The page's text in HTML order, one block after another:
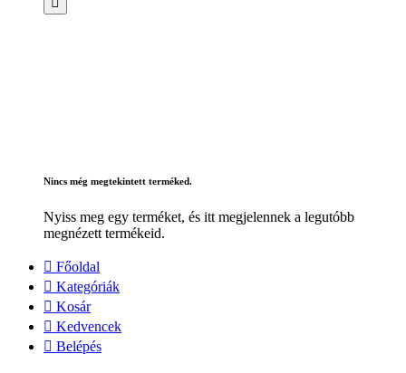
Nincs még megtekintett terméked.
Nyiss meg egy terméket, és itt megjelennek a legutóbb
megnézett termékeid.
Főoldal
Kategóriák
Kosár
Kedvencek
Belépés